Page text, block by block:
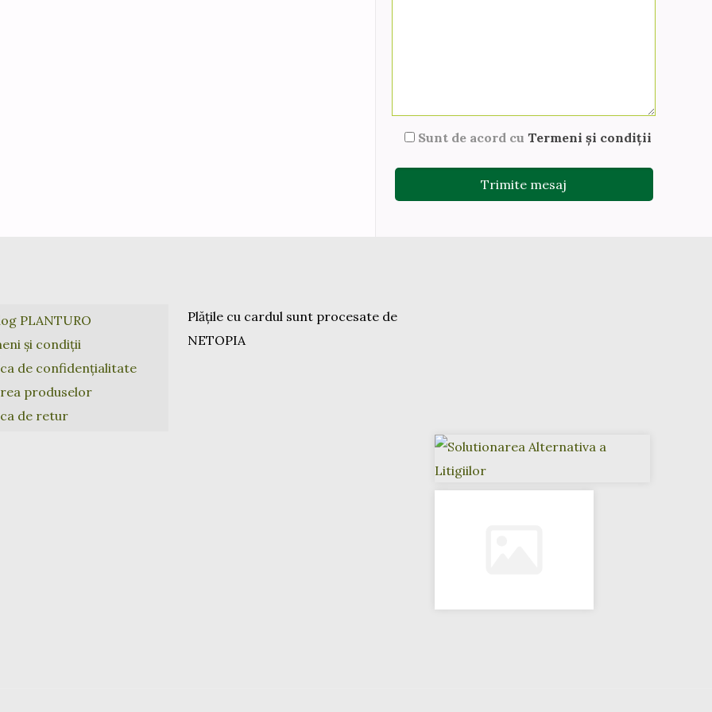
Sunt de acord cu Termeni și condiții
PLANTURO
și condiții
de confidențialitate
produselor
de retur
Plățile cu cardul sunt procesate de
NETOPIA